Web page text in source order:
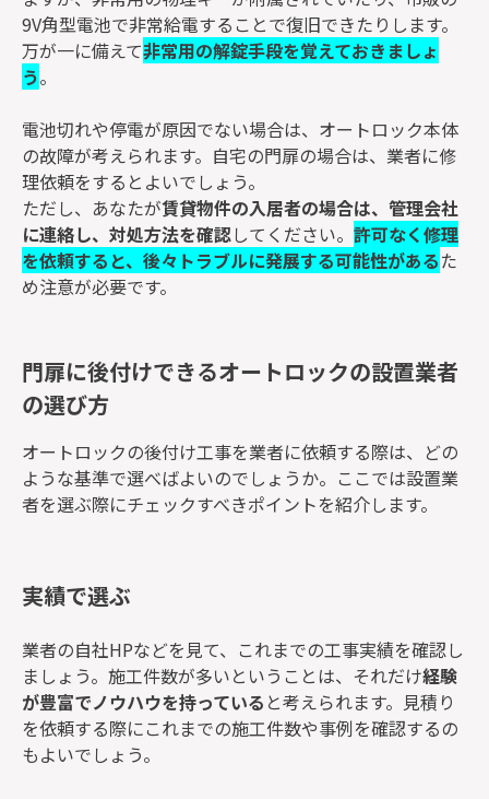
9V角型電池で非常給電することで復旧できたりします。
万が一に備えて非常用の解錠手段を覚えておきましょ
う。
電池切れや停電が原因でない場合は、オートロック本体
の故障が考えられます。自宅の門扉の場合は、業者に修
理依頼をするとよいでしょう。
ただし、あなたが賃貸物件の入居者の場合は、管理会社
に連絡し、対処方法を確認してください。 許可なく修理
を依頼すると、後々トラブルに発展する可能性があるた
め注意が必要です。
門扉に後付けできるオートロックの設置業者
の選び方
オートロックの後付け工事を業者に依頼する際は、どの
ような基準で選べばよいのでしょうか。ここでは設置業
者を選ぶ際にチェックすべきポイントを紹介します。
実績で選ぶ
業者の自社HPなどを見て、これまでの工事実績を確認し
ましょう。施工件数が多いということは、それだけ経験
が豊富でノウハウを持っている と考えられます。見積り
を依頼する際にこれまでの施工件数や事例を確認するの
もよいでしょう。